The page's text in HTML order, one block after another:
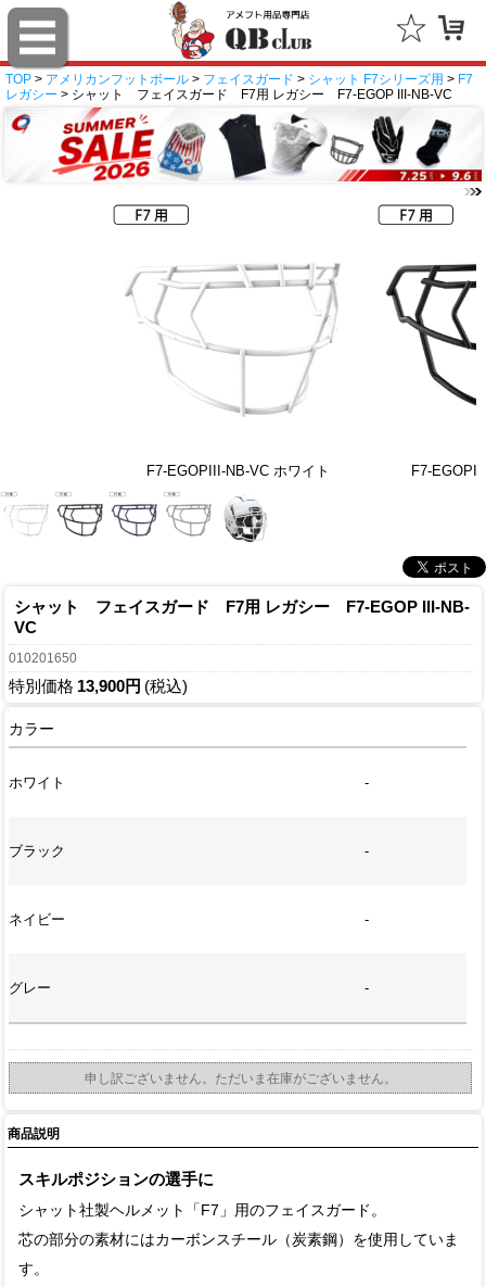
TOP > アメリカンフットボール > フェイスガード > シャット F7シリーズ用 > F7
レガシー > シャット フェイスガード F7用 レガシー F7-EGOP III-NB-VC
F7-EGOPIII-NB-VC ホワイト F7-
シャット フェイスガード F7用 レガシー F7-EGOP III-NB-
VC
010201650
特別価格 13,900円 (税込)
カラー
ホワイト -
ブラック -
ネイビー -
グレー -
申し訳ございません。ただいま在庫がございません。
商品説明
スキルポジションの選手に
シャット社製ヘルメット「F7」用のフェイスガード。
芯の部分の素材にはカーボンスチール（炭素鋼）を使用していま
す。